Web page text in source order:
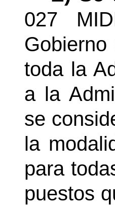
027
toda la
a la
se
la
para
puestos